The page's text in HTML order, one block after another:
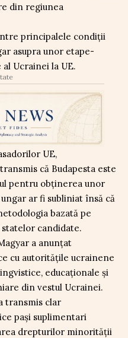
din regiunea
principalele condiții
asupra unor etape-
Ucrainei la UE.
UE,
că Budapesta este
pentru obținerea unor
ar fi subliniat însă că
bazată pe
candidate.
a anunțat
cu autoritățile ucrainene
educaționale și
din vestul Ucrainei.
transmis clar
pași suplimentari
drepturilor minorității